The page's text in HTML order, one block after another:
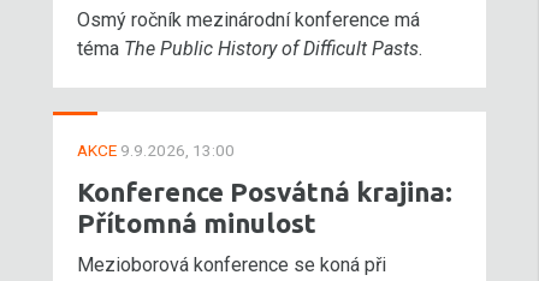
Osmý ročník mezinárodní konference má
téma The Public History of Difficult Pasts.
AKCE 9.9.2026, 13:00
Konference Posvátná krajina:
Přítomná minulost
Mezioborová konference se koná při